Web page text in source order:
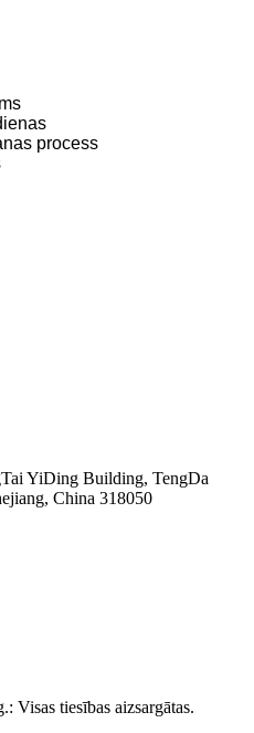
process
YiDing Building, TengDa
China 318050
tiesības aizsargātas.